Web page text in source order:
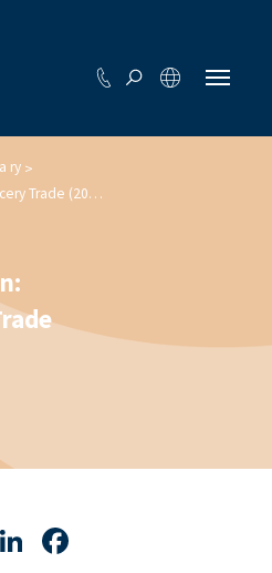
ry >
Annual publication: Finnish Grocery Trade (2009-2010)
TwitterLinkedIn